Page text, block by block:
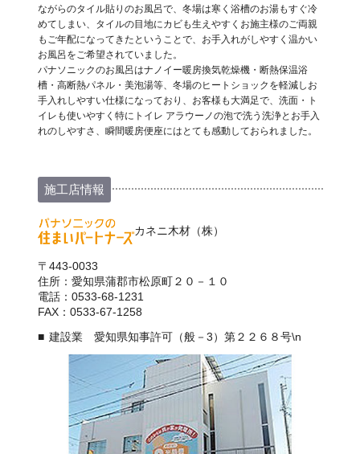
ながらのタイル貼りのお風呂で、冬場は寒く浴槽のお湯もすぐ冷
めてしまい、タイルの目地にカビも生えやすくお施主様のご両親
もご年配になってきたということで、お手入れがしやすく温かい
お風呂をご希望されていました。
パナソニックのお風呂はナノイー暖房換気乾燥機・断熱保温浴
槽・高断熱パネル・美泡湯等、冬場のヒートショックを軽減しお
手入れしやすい仕様になっており、お客様も大満足で、洗面・ト
イレも使いやすく特にトイレ アラウーノの泡で洗う洗浄とお手入
れのしやすさ、瞬間暖房便座にはとても感動しておられました。
施工店情報
カネニ木材（株）
〒443-0033
住所：愛知県蒲郡市松原町２０－１０
電話：0533-68-1231
FAX：0533-67-1258
建設業 愛知県知事許可（般－3）第２２６８号\n